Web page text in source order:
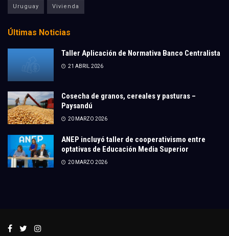
Uruguay Vivienda
Últimas Noticias
Taller Aplicación de Normativa Banco Centralista
21 ABRIL 2026
Cosecha de granos, cereales y pasturas –
Paysandú
20 MARZO 2026
ANEP incluyó taller de cooperativismo entre
optativas de Educación Media Superior
20 MARZO 2026